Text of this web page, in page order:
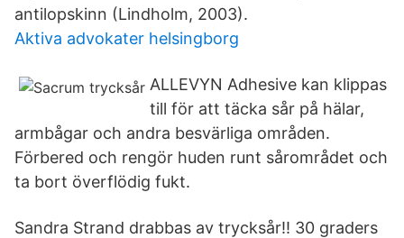
antilopskinn (Lindholm, 2003).
Aktiva advokater helsingborg
ALLEVYN Adhesive kan klippas
till för att täcka sår på hälar,
armbågar och andra besvärliga områden.
Förbered och rengör huden runt sårområdet och
ta bort överflödig fukt.
Sandra Strand drabbas av trycksår!! 30 graders